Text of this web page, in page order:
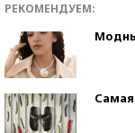
РЕКОМЕНДУЕМ:
Самая